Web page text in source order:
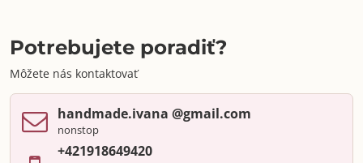
Potrebujete poradiť?
Môžete nás kontaktovať
handmade​.ivana ​@gmail​.com
nonstop
+421918649420